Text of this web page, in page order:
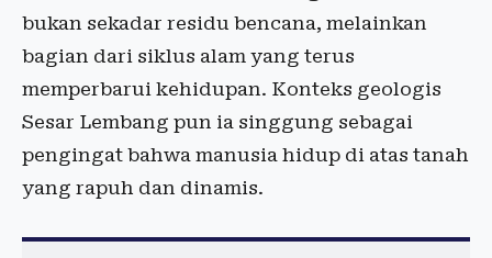
bukan sekadar residu bencana, melainkan
bagian dari siklus alam yang terus
memperbarui kehidupan. Konteks geologis
Sesar Lembang pun ia singgung sebagai
pengingat bahwa manusia hidup di atas tanah
yang rapuh dan dinamis.